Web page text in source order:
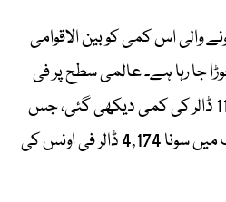
والی اس کمی کو بین الاقوامی
جا رہا ہے۔ عالمی سطح پر فی
اونس سونے کی قیمت میں 11 ڈالر کی کمی دیکھی گئی، جس
کے بعد بین الاقوامی مارکیٹ میں سونا 4,174 ڈالر فی اونس کی